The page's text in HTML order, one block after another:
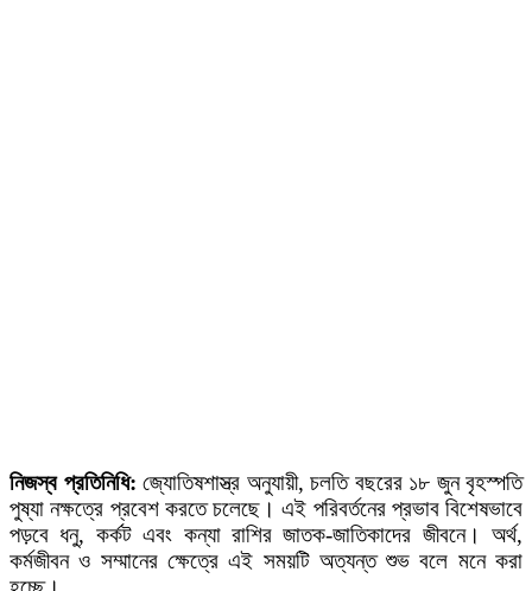
নিজস্ব প্রতিনিধি: জ্যোতিষশাস্ত্র অনুযায়ী, চলতি বছরের ১৮ জুন বৃহস্পতি
পুষ্যা নক্ষত্রে প্রবেশ করতে চলেছে। এই পরিবর্তনের প্রভাব বিশেষভাবে
পড়বে ধনু, কর্কট এবং কন্যা রাশির জাতক-জাতিকাদের জীবনে। অর্থ,
কর্মজীবন ও সম্মানের ক্ষেত্রে এই সময়টি অত্যন্ত শুভ বলে মনে করা